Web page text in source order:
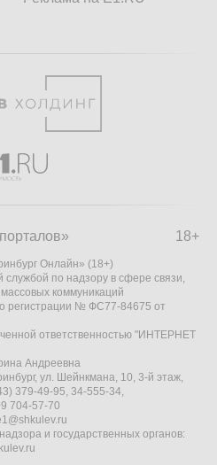
18+
Онлайн» (18+)
по надзору в сфере связи,
коммуникаций
регистрации № ФС77-84675 от
ответственностью "ИНТЕРНЕТ
Андреевна
ул. Шейнкмана, 10, 3-й этаж,
379-49-95, 34-555-34,
704-57-70
и государственных органов: